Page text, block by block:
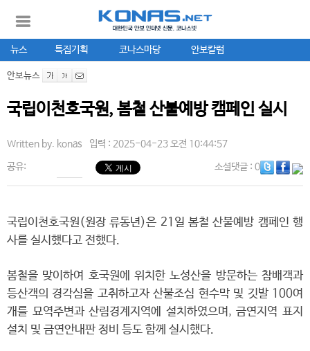
뉴스 특집기획 코나스마당 안보칼럼
안보뉴스
국립이천호국원, 봄철 산불예방 캠페인 실시
Written by. konas 입력 : 2025-04-23 오전 10:44:57
공유: 소셜댓글: 0
국립이천호국원(원장 류동년)은 21일 봄철 산불예방 캠페인 행
사를 실시했다고 전했다.
봄철을 맞이하여 호국원에 위치한 노성산을 방문하는 참배객과
등산객의 경각심을 고취하고자 산불조심 현수막 및 깃발 100여
개를 묘역주변과 산림경계지역에 설치하였으며, 금연지역 표지
설치 및 금연안내판 정비 등도 함께 실시했다.